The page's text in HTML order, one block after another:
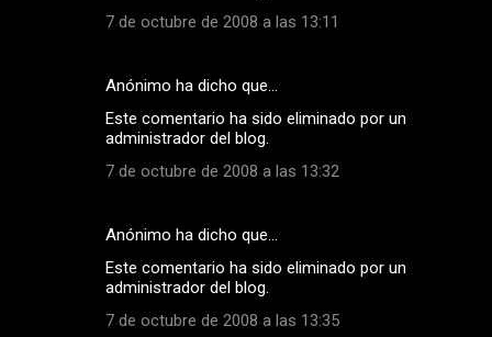
7 de octubre de 2008 a las 13:11
Anónimo ha dicho que…
Este comentario ha sido eliminado por un
administrador del blog.
7 de octubre de 2008 a las 13:32
Anónimo ha dicho que…
Este comentario ha sido eliminado por un
administrador del blog.
7 de octubre de 2008 a las 13:35